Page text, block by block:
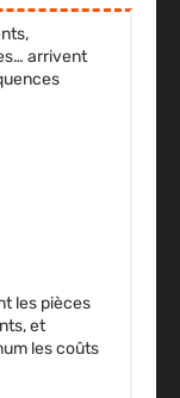
arrivent
les pièces
et
les coûts